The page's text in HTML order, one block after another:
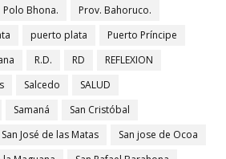
Polo Bhona.
Prov. Bahoruco.
puerto plata
Puerto Príncipe
R.D. RD
REFLEXION
Salcedo
SALUD
Samaná
San Cristóbal
San José de las Matas
San jose de Ocoa